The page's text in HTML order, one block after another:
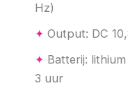
Hz)
✦ Output: DC
✦ Batterij:
3 uur